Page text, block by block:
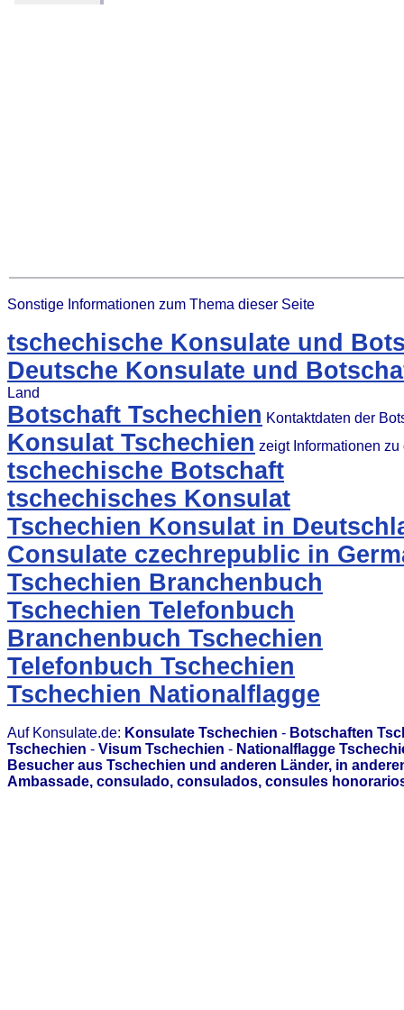
Sonstige Informationen zum Thema dieser Seite
tschechische Konsulate und
Deutsche Konsulate und
Land
Botschaft Tschechien Kontaktdaten der
Konsulat Tschechien zeigt Informationen
tschechische Botschaft
tschechisches Konsulat
Tschechien Konsulat in
Consulate czechrepublic in
Tschechien Branchenbuch
Tschechien Telefonbuch
Branchenbuch Tschechien
Telefonbuch Tschechien
Tschechien Nationalflagge
Auf Konsulate.de: Konsulate Tschechien - Botschaften
Tschechien - Visum Tschechien - Nationalflagge
Besucher aus Tschechien und anderen Länder, in
Ambassade, consulado, consulados, consules